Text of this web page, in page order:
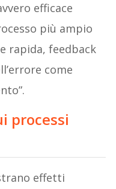
efficace
più ampio
rapida, feedback
come
processi
effetti